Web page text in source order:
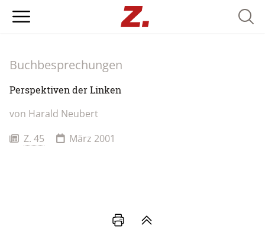
Buchbesprechungen
Perspektiven der Linken
von Harald Neubert
Z. 45
März 2001